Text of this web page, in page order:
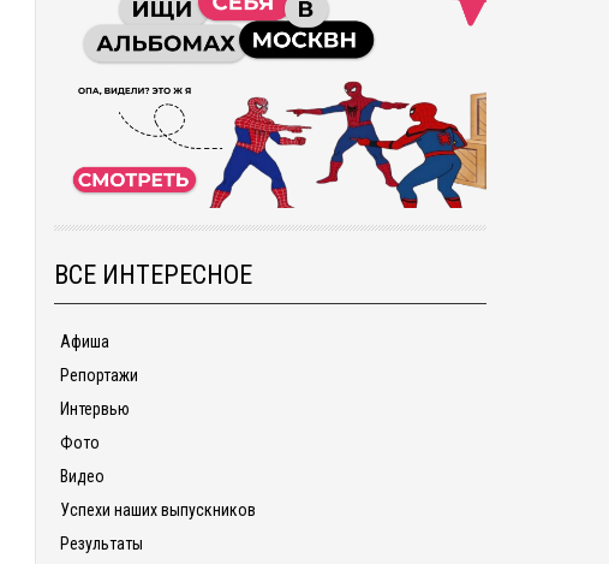
ВСЕ ИНТЕРЕСНОЕ
Афиша
Репортажи
Интервью
Фото
Видео
Успехи наших выпускников
Результаты